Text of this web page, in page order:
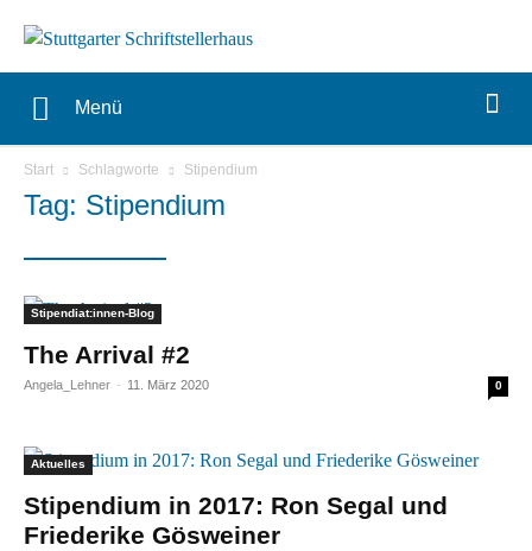
Menü
Start Schlagworte Stipendium
Tag: Stipendium
Stipendiat:innen-Blog
The Arrival #2
Angela_Lehner - 11. März 2020 0
Aktuelles
Stipendium in 2017: Ron Segal und
Friederike Gösweiner